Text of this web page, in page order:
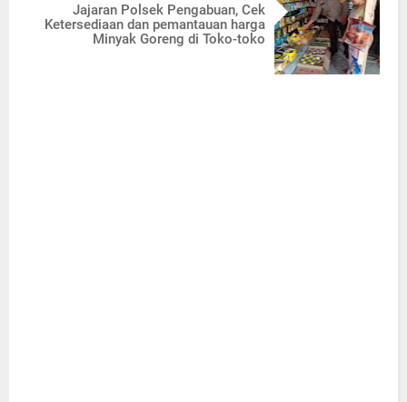
Jajaran Polsek Pengabuan, Cek
Ketersediaan dan pemantauan harga
Minyak Goreng di Toko-toko